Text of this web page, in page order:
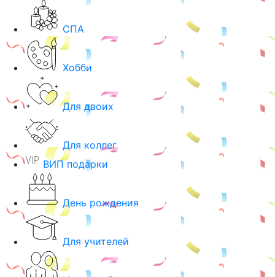
СПА
Хобби
Для двоих
Для коллег
ВИП подарки
День рождения
Для учителей